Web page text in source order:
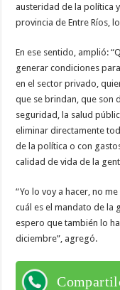
austeridad de la política
provincia de Entre Ríos,
En ese sentido, amplió:
generar condiciones
en el sector privado,
que se brindan, que son
seguridad, la salud
eliminar directamente
de la política o con
calidad de vida de la
“Yo lo voy a hacer, no
cuál es el mandato de la
espero que también lo
diciembre”, agregó.